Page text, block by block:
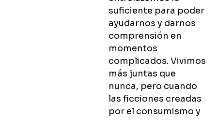
suficiente para poder
ayudarnos y darnos
comprensión en
momentos
complicados. Vivimos
más juntas que
nunca, pero cuando
las ficciones creadas
por el consumismo y